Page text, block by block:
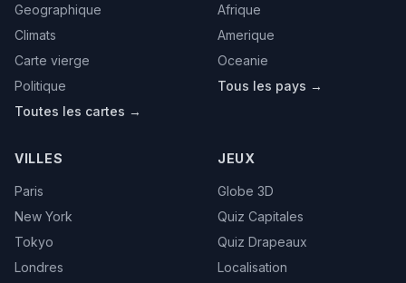
Geographique
Climats
Carte vierge
Politique
Toutes les cartes →
Afrique
Amerique
Oceanie
Tous les pays →
VILLES
Paris
New York
Tokyo
Londres
JEUX
Globe 3D
Quiz Capitales
Quiz Drapeaux
Localisation